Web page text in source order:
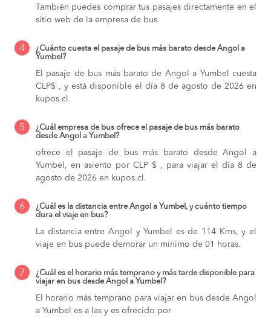
También puedes comprar tus pasajes directamente en el
sitio web de la empresa de bus.
4
¿Cuánto cuesta el pasaje de bus más barato desde Angol a
Yumbel?
El pasaje de bus más barato de Angol a Yumbel cuesta
CLP$ , y está disponible el día 8 de agosto de 2026 en
kupos.cl.
5
¿Cuál empresa de bus ofrece el pasaje de bus más barato
desde Angol a Yumbel?
ofrece el pasaje de bus más barato desde Angol a
Yumbel, en asiento por CLP $ , para viajar el día 8 de
agosto de 2026 en kupos.cl.
6
¿Cuál es la distancia entre Angol a Yumbel, y cuánto tiempo
dura el viaje en bus?
La distancia entre Angol y Yumbel es de 114 Kms, y el
viaje en bus puede demorar un mínimo de 01 horas.
7
¿Cuál es el horario más temprano y más tarde disponible para
viajar en bus desde Angol a Yumbel?
El horario más temprano para viajar en bus desde Angol
a Yumbel es a las y es ofrecido por